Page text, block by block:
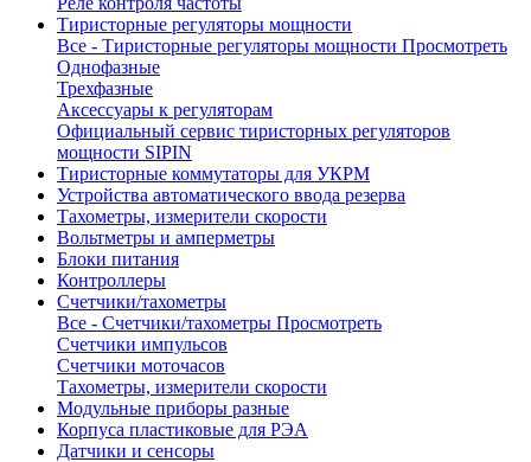
Тиристорные регуляторы мощности
Все - Тиристорные регуляторы мощности Просмотреть
Однофазные
Трехфазные
Аксессуары к регуляторам
Официальный сервис тиристорных регуляторов
мощности SIPIN
Тиристорные коммутаторы для УКРМ
Устройства автоматического ввода резерва
Тахометры, измерители скорости
Вольтметры и амперметры
Блоки питания
Контроллеры
Счетчики/тахометры
Все - Счетчики/тахометры Просмотреть
Счетчики импульсов
Счетчики моточасов
Тахометры, измерители скорости
Модульные приборы разные
Корпуса пластиковые для РЭА
Датчики и сенсоры